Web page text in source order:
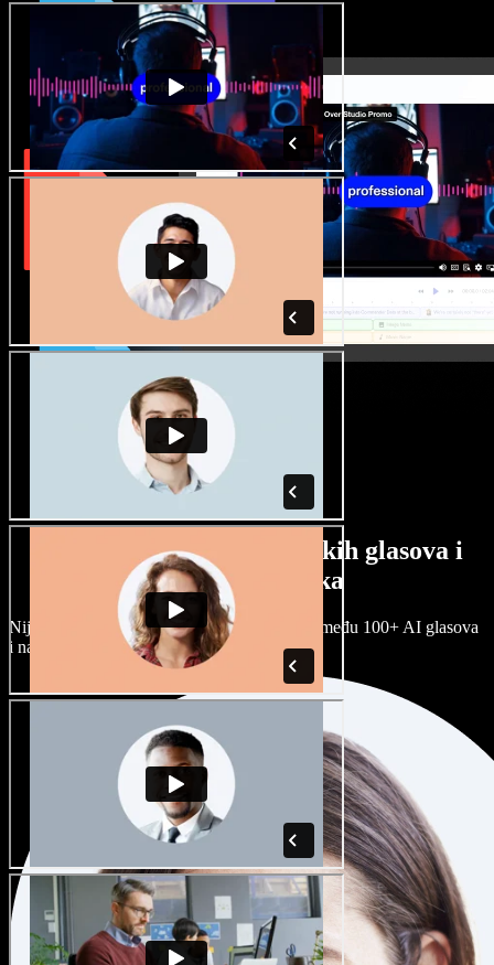
Veliki izbor muških i ženskih glasova i
raznih naglasaka
Nijedan projekt ne mora zvučati isto. Birajte među 100+ AI glasova
i naglasaka i prilagodite ih sebi.